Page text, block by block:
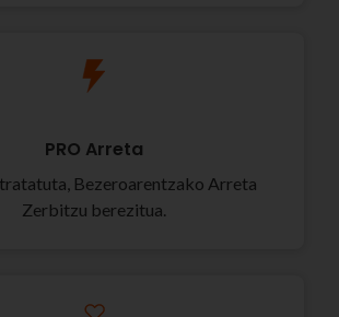
PRO Arreta
Bezeroarentzako Arreta
Zerbitzu berezitua.